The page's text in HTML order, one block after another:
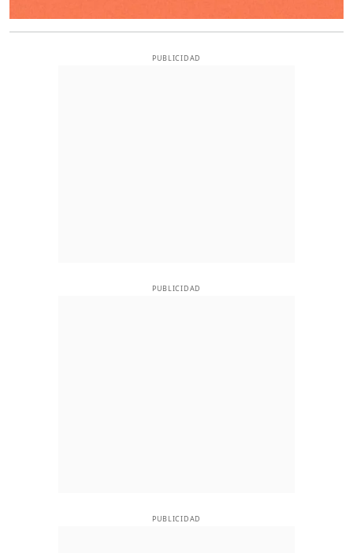
PUBLICIDAD
PUBLICIDAD
PUBLICIDAD